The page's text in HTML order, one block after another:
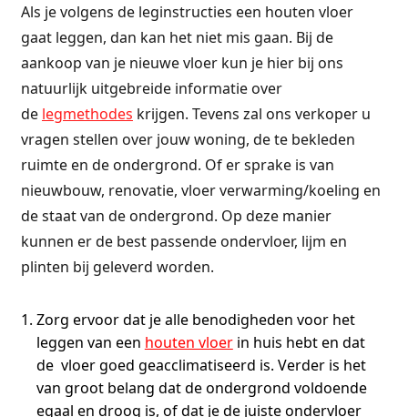
Als je volgens de leginstructies een houten vloer
gaat leggen, dan kan het niet mis gaan. Bij de
aankoop van je nieuwe vloer kun je hier bij ons
natuurlijk uitgebreide informatie over
de legmethodes krijgen. Tevens zal ons verkoper u
vragen stellen over jouw woning, de te bekleden
ruimte en de ondergrond. Of er sprake is van
nieuwbouw, renovatie, vloer verwarming/koeling en
de staat van de ondergrond. Op deze manier
kunnen er de best passende ondervloer, lijm en
plinten bij geleverd worden.
Zorg ervoor dat je alle benodigheden voor het
leggen van een houten vloerin huis hebt en dat
de vloer goed geacclimatiseerd is. Verder is het
van groot belang dat de ondergrond voldoende
egaal en droog is, of dat je de juiste ondervloer